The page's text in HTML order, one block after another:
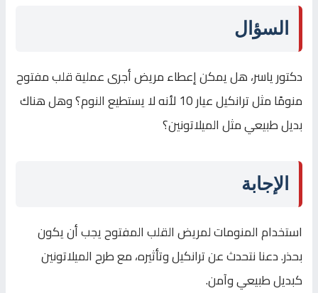
السؤال
دكتور ياسر، هل يمكن إعطاء مريض أجرى عملية قلب مفتوح
منومًا مثل ترانكيل عيار 10 لأنه لا يستطيع النوم؟ وهل هناك
بديل طبيعي مثل الميلاتونين؟
الإجابة
استخدام المنومات لمريض القلب المفتوح يجب أن يكون
بحذر. دعنا نتحدث عن ترانكيل وتأثيره، مع طرح الميلاتونين
كبديل طبيعي وآمن.